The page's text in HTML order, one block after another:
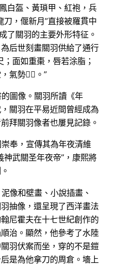
白盔、黃瑣甲、紅袍，兵
，偃新月”直接被羅貫中
了關羽的主要外形特征。
后世刻畫關羽供給了通行
面如重棗，唇若涂脂；
氣勢。”
圖像。關羽所讀《年
關羽在平易近間曾經成為
拜關羽像者也屢見記錄。
奉，宣傳其為年夜清維
神武關圣年夜帝”，康熙將
像和壁畫、小說插畫、
抽像，還呈現了西洋畫法
尼霍夫在十七世紀創作的
治。顯然，他參考了水陸
羽伏案而坐，穿的不是鎧
是為他拿刀的周倉。墻上